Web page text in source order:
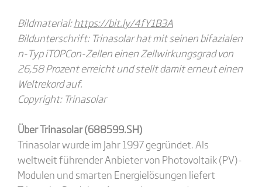
Bildmaterial:https://bit.ly/4fY1B3A
Bildunterschrift:Trinasolar hat mit seinen bifazialen
n-Typ iTOPCon-Zellen einen Zellwirkungsgrad von
26,58 Prozent erreicht und stellt damit erneut einen
Weltrekord auf.
Copyright:Trinasolar
ÜberTrinasolar(688599.SH)
Trinasolar wurde im Jahr 1997 gegründet. Als
weltweit führender Anbieter von Photovoltaik (PV)-
Modulen und smarten Energielösungen liefert